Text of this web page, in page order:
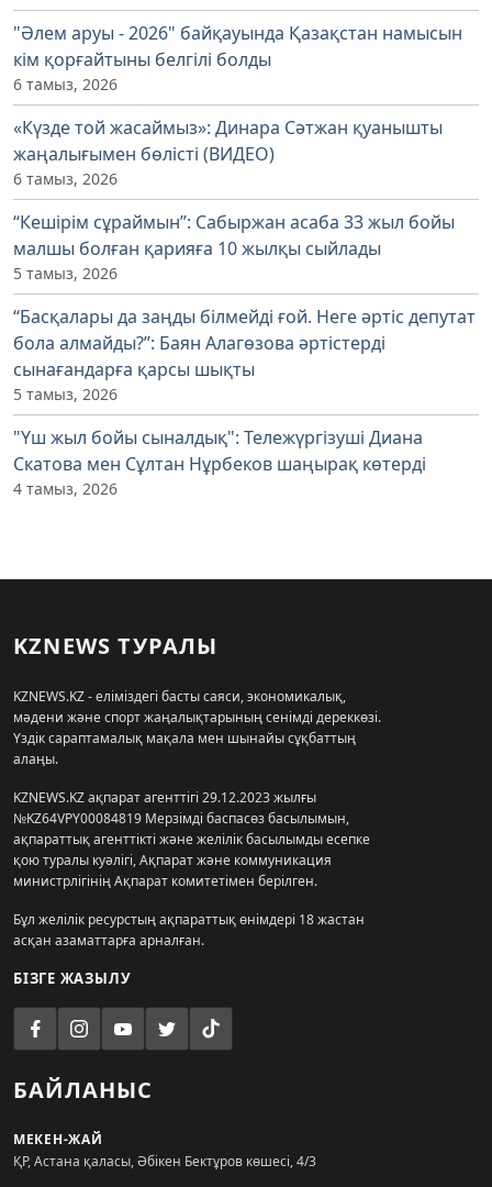
"Әлем аруы - 2026" байқауында Қазақстан намысын
кім қорғайтыны белгілі болды
6 тамыз, 2026
«Күзде той жасаймыз»: Динара Сәтжан қуанышты
жаңалығымен бөлісті (ВИДЕО)
6 тамыз, 2026
“Кешірім сұраймын”: Сабыржан асаба 33 жыл бойы
малшы болған қарияға 10 жылқы сыйлады
5 тамыз, 2026
“Басқалары да заңды білмейді ғой. Неге әртіс депутат
бола алмайды?”: Баян Алагөзова әртістерді
сынағандарға қарсы шықты
5 тамыз, 2026
"Үш жыл бойы сыналдық": Тележүргізуші Диана
Скатова мен Сұлтан Нұрбеков шаңырақ көтерді
4 тамыз, 2026
KZNEWS ТУРАЛЫ
KZNEWS.KZ - еліміздегі басты саяси, экономикалық,
мәдени және спорт жаңалықтарының сенімді дереккөзі.
Үздік сараптамалық мақала мен шынайы сұқбаттың
алаңы.
KZNEWS.KZ ақпарат агенттігі 29.12.2023 жылғы
№KZ64VPY00084819 Мерзімді баспасөз басылымын,
ақпараттық агенттікті және желілік басылымды есепке
қою туралы куәлігі, Ақпарат және коммуникация
министрлігінің Ақпарат комитетімен берілген.
Бұл желілік ресурстың ақпараттық өнімдері 18 жастан
асқан азаматтарға арналған.
БІЗГЕ ЖАЗЫЛУ
БАЙЛАНЫС
МЕКЕН-ЖАЙ
ҚР, Астана қаласы, Әбікен Бектұров көшесі, 4/3